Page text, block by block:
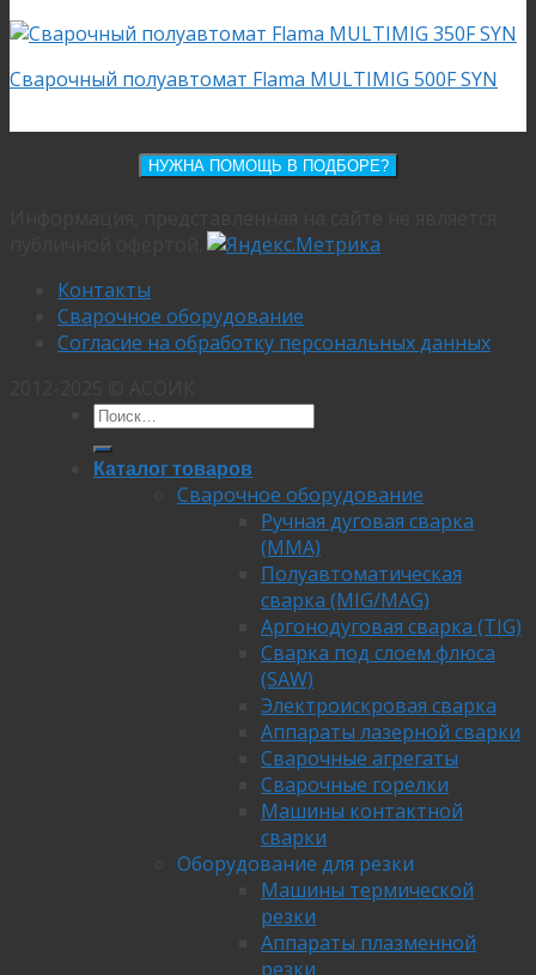
Сварочный полуавтомат Flama MULTIMIG 500F SYN
НУЖНА ПОМОЩЬ В ПОДБОРЕ?
Контакты
Сварочное оборудование
Согласие на обработку персональных данных
Каталог товаров
Сварочное оборудование
Ручная дуговая сварка
(MMA)
Полуавтоматическая
сварка (MIG/MAG)
Аргонодуговая сварка (TIG)
Сварка под слоем флюса
(SAW)
Электроискровая сварка
Аппараты лазерной сварки
Сварочные агрегаты
Сварочные горелки
Машины контактной
сварки
Оборудование для резки
Машины термической
резки
Аппараты плазменной
резки